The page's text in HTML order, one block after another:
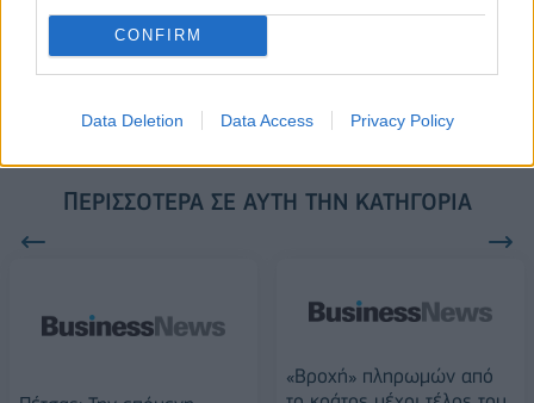
CONFIRM
Data Deletion Data Access Privacy Policy
Alpha Bank: Για πρώτη φορά το Αρχαίο Θέατρο Επιδαύρου άνοιξε τις
πύλες του σε όλους
ΠΕΡΙΣΣΌΤΕΡΑ ΣΕ ΑΥΤΉ ΤΗΝ ΚΑΤΗΓΟΡΊΑ
«Βροχή» πληρωμών από